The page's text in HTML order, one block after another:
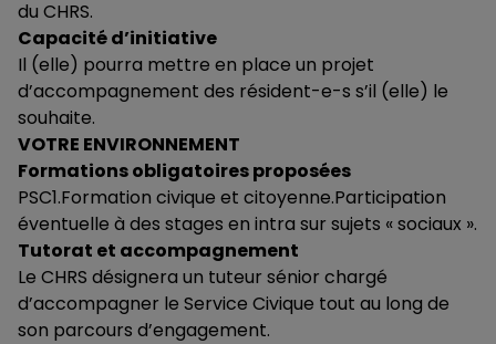
du CHRS.
Capacité d’initiative
Il (elle) pourra mettre en place un projet
d’accompagnement des résident-e-s s’il (elle) le
souhaite.
VOTRE ENVIRONNEMENT
Formations obligatoires proposées
PSC1.Formation civique et citoyenne.Participation
éventuelle à des stages en intra sur sujets « sociaux ».
Tutorat et accompagnement
Le CHRS désignera un tuteur sénior chargé
d’accompagner le Service Civique tout au long de
son parcours d’engagement.